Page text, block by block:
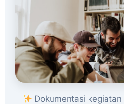
Dokumentasi